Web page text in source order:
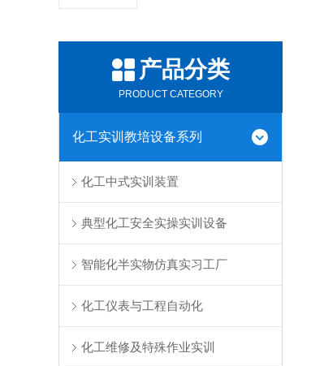
产品分类
PRODUCT CATEGORY
化工实训教培设备系列
化工中式实训装置
典型化工安全实操实训设备
智能化半实物仿真实习工厂
化工仪表与工程自动化
化工维修及特殊作业实训